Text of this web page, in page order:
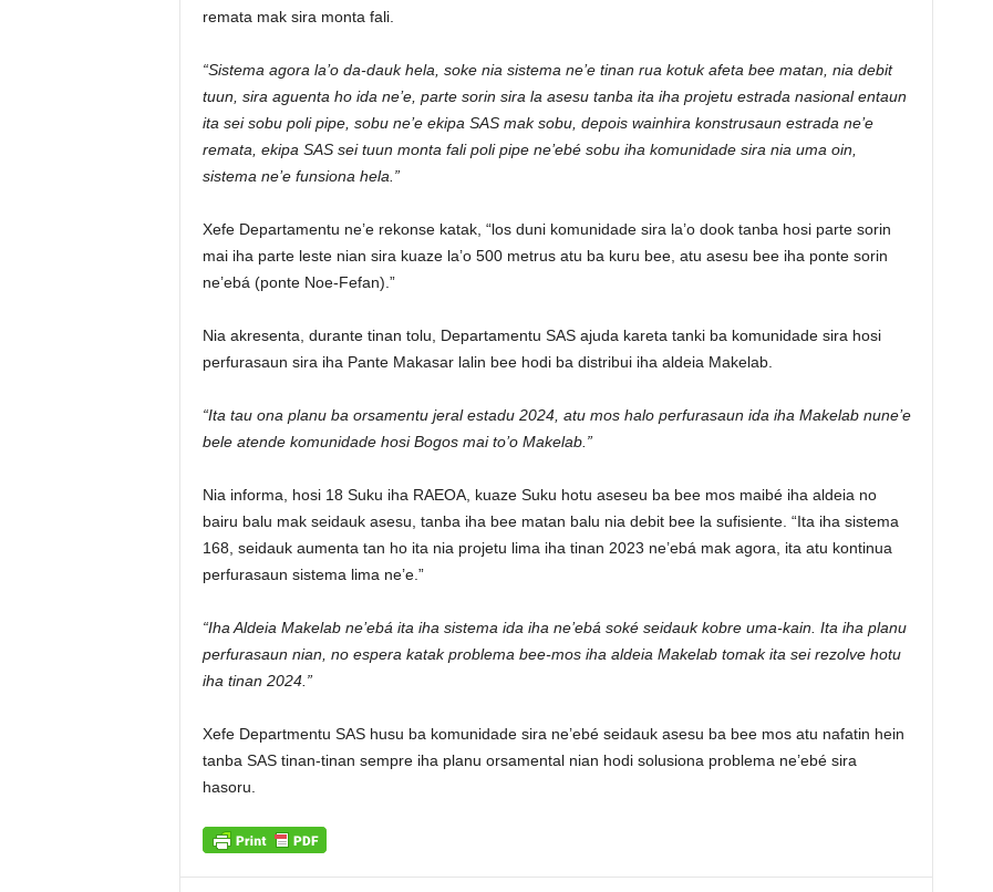
remata mak sira monta fali.
“Sistema agora la’o da-dauk hela, soke nia sistema ne’e tinan rua kotuk afeta bee matan, nia debit
tuun, sira aguenta ho ida ne’e, parte sorin sira la asesu tanba ita iha projetu estrada nasional entaun
ita sei sobu poli pipe, sobu ne’e ekipa SAS mak sobu, depois wainhira konstrusaun estrada ne’e
remata, ekipa SAS sei tuun monta fali poli pipe ne’ebé sobu iha komunidade sira nia uma oin,
sistema ne’e funsiona hela.”
Xefe Departamentu ne’e rekonse katak, “los duni komunidade sira la’o dook tanba hosi parte sorin
mai iha parte leste nian sira kuaze la’o 500 metrus atu ba kuru bee, atu asesu bee iha ponte sorin
ne’ebá (ponte Noe-Fefan).”
Nia akresenta, durante tinan tolu, Departamentu SAS ajuda kareta tanki ba komunidade sira hosi
perfurasaun sira iha Pante Makasar lalin bee hodi ba distribui iha aldeia Makelab.
“Ita tau ona planu ba orsamentu jeral estadu 2024, atu mos halo perfurasaun ida iha Makelab nune’e
bele atende komunidade hosi Bogos mai to’o Makelab.”
Nia informa, hosi 18 Suku iha RAEOA, kuaze Suku hotu aseseu ba bee mos maibé iha aldeia no
bairu balu mak seidauk asesu, tanba iha bee matan balu nia debit bee la sufisiente. “Ita iha sistema
168, seidauk aumenta tan ho ita nia projetu lima iha tinan 2023 ne’ebá mak agora, ita atu kontinua
perfurasaun sistema lima ne’e.”
“Iha Aldeia Makelab ne’ebá ita iha sistema ida iha ne’ebá soké seidauk kobre uma-kain. Ita iha planu
perfurasaun nian, no espera katak problema bee-mos iha aldeia Makelab tomak ita sei rezolve hotu
iha tinan 2024.”
Xefe Departmentu SAS husu ba komunidade sira ne’ebé seidauk asesu ba bee mos atu nafatin hein
tanba SAS tinan-tinan sempre iha planu orsamental nian hodi solusiona problema ne’ebé sira
hasoru.